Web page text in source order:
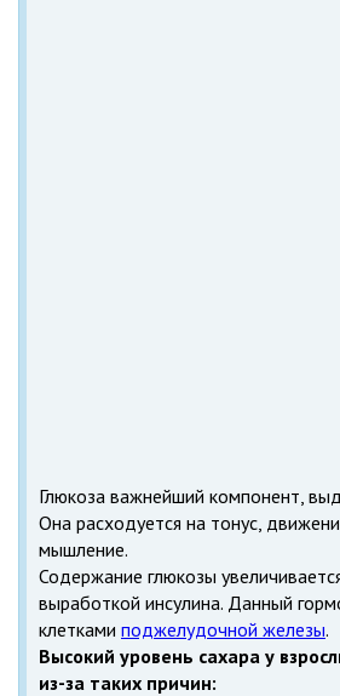
Глюкоза важнейший компонент,
Она расходуется на тонус,
мышление.
Содержание глюкозы
выработкой инсулина. Данный
клетками поджелудочной железы.
Высокий уровень сахара у
из-за таких причин: